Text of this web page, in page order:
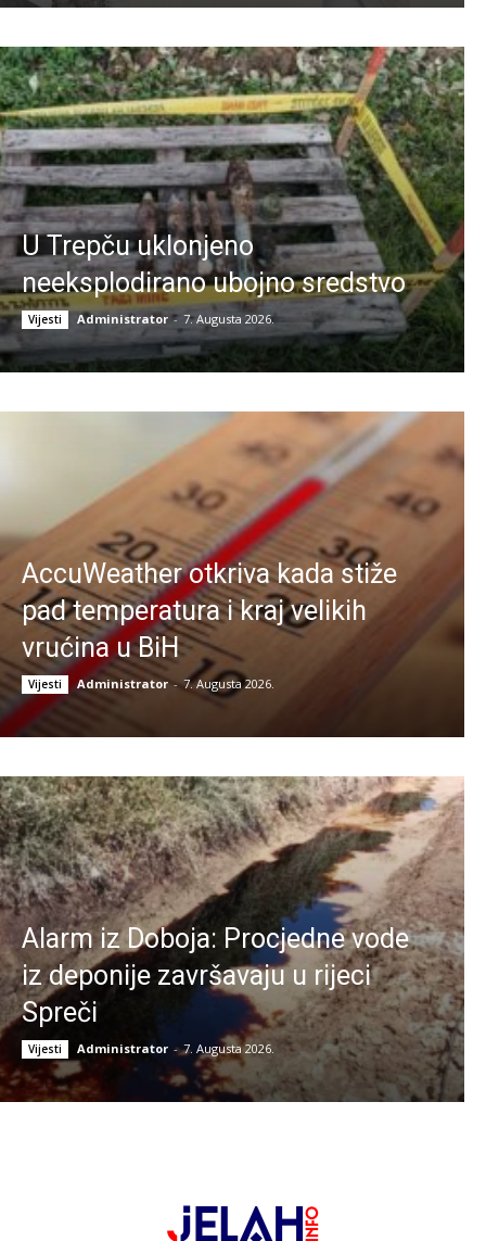
U Trepču uklonjeno
neeksplodirano ubojno sredstvo
Vijesti Administrator - 7. Augusta 2026.
AccuWeather otkriva kada stiže
pad temperatura i kraj velikih
vrućina u BiH
Vijesti Administrator - 7. Augusta 2026.
Alarm iz Doboja: Procjedne vode
iz deponije završavaju u rijeci
Spreči
Vijesti Administrator - 7. Augusta 2026.